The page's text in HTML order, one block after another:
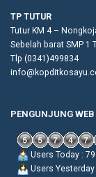
TP TUTUR
Tutur KM 4 –
Sebelah barat SMP 1
Tlp (0341)499834
PENGUNJUNG WEB
Users Today : 79
Users Yesterday